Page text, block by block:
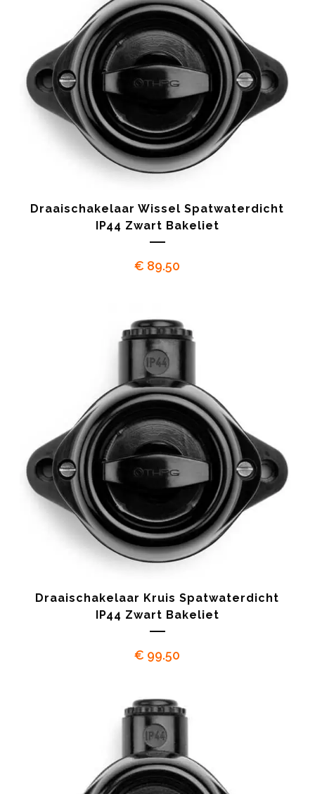
Draaischakelaar Wissel Spatwaterdicht
IP44 Zwart Bakeliet
€ 89.50
Draaischakelaar Kruis Spatwaterdicht
IP44 Zwart Bakeliet
€ 99.50